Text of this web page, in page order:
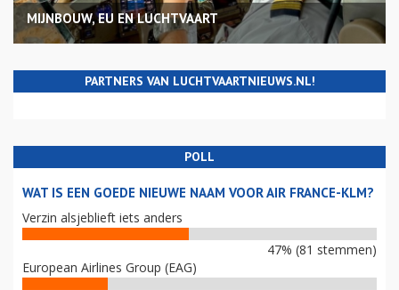
MIJNBOUW, EU EN LUCHTVAART
PARTNERS VAN LUCHTVAARTNIEUWS.NL!
POLL
WAT IS EEN GOEDE NIEUWE NAAM VOOR AIR FRANCE-KLM?
Verzin alsjeblieft iets anders
47% (81 stemmen)
European Airlines Group (EAG)